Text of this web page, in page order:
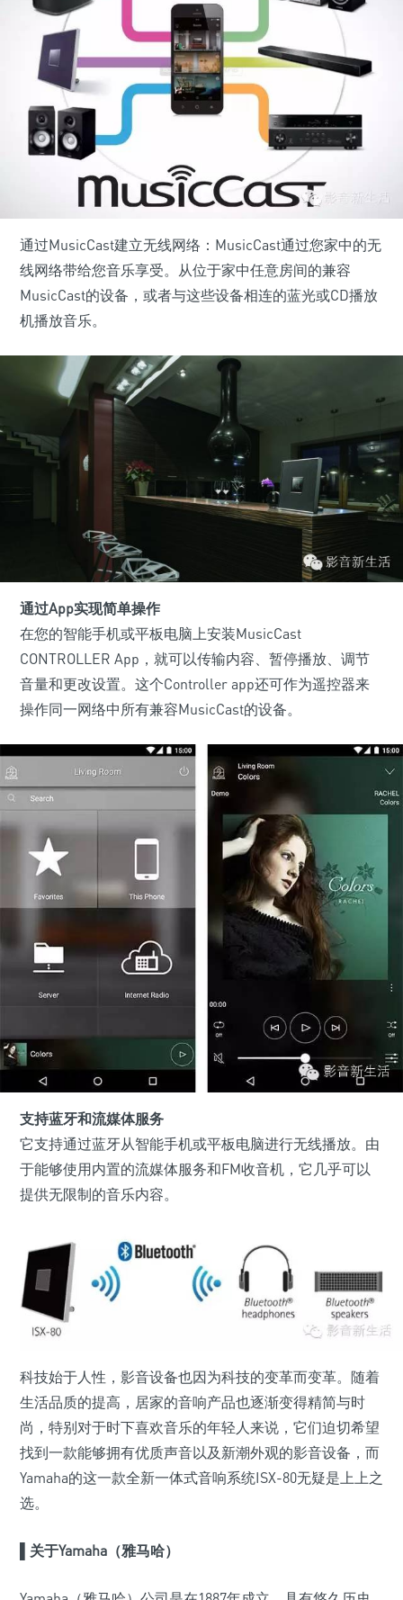
通过MusicCast建立无线网络：MusicCast通过您家中的无
线网络带给您音乐享受。从位于家中任意房间的兼容
MusicCast的设备，或者与这些设备相连的蓝光或CD播放
机播放音乐。
通过App实现简单操作
在您的智能手机或平板电脑上安装MusicCast
CONTROLLER App，就可以传输内容、暂停播放、调节
音量和更改设置。这个Controller app还可作为遥控器来
操作同一网络中所有兼容MusicCast的设备。
支持蓝牙和流媒体服务
它支持通过蓝牙从智能手机或平板电脑进行无线播放。由
于能够使用内置的流媒体服务和FM收音机，它几乎可以
提供无限制的音乐内容。
科技始于人性，影音设备也因为科技的变革而变革。随着
生活品质的提高，居家的音响产品也逐渐变得精简与时
尚，特别对于时下喜欢音乐的年轻人来说，它们迫切希望
找到一款能够拥有优质声音以及新潮外观的影音设备，而
Yamaha的这一款全新一体式音响系统ISX-80无疑是上上之
选。
关于Yamaha（雅马哈）